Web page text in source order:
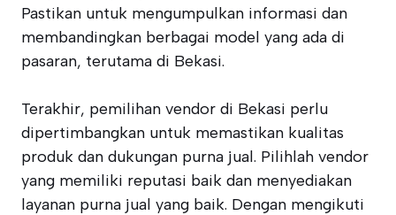
Pastikan untuk mengumpulkan informasi dan
membandingkan berbagai model yang ada di
pasaran, terutama di Bekasi.
Terakhir, pemilihan vendor di Bekasi perlu
dipertimbangkan untuk memastikan kualitas
produk dan dukungan purna jual. Pilihlah vendor
yang memiliki reputasi baik dan menyediakan
layanan purna jual yang baik. Dengan mengikuti